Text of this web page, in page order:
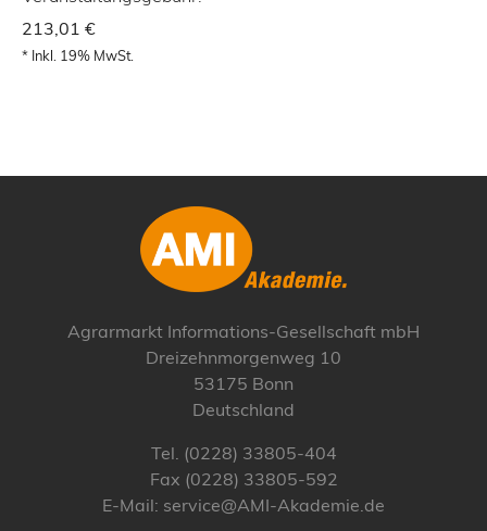
213,01 €
* Inkl. 19% MwSt.
Agrarmarkt Informations-Gesellschaft mbH
Dreizehnmorgenweg 10
53175 Bonn
Deutschland
Tel. (0228) 33805-404
Fax (0228) 33805-592
E-Mail: service@AMI-Akademie.de